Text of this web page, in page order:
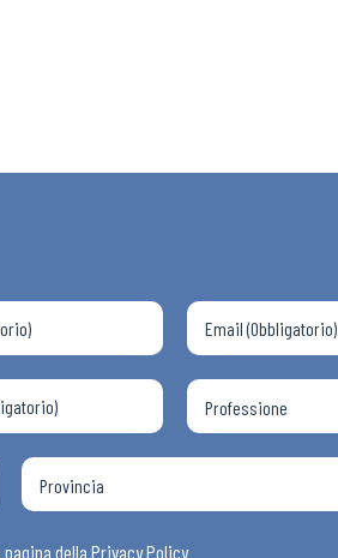
della Privacy Policy